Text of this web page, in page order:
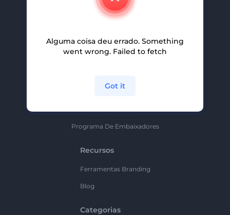
Carreiras
Programa De Afiliados
Programa De Embaixadores
Recursos
Ferramentas Branding
Blog
Categorias
Alguma coisa deu errado. Something
went wrong. Failed to fetch
Got it